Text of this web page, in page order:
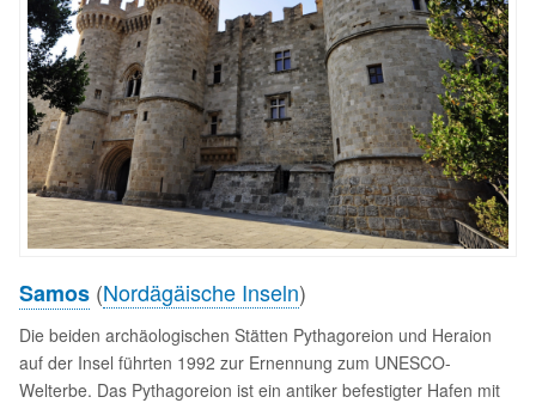
Samos (Nordägäische Inseln)
Die beiden archäologischen Stätten Pythagoreion und Heraion
auf der Insel führten 1992 zur Ernennung zum UNESCO-
Welterbe. Das Pythagoreion ist ein antiker befestigter Hafen mit